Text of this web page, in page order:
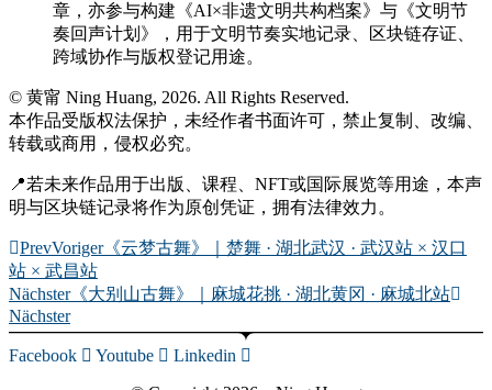
章，亦参与构建《AI×非遗文明共构档案》与《文明节
奏回声计划》，用于文明节奏实地记录、区块链存证、
跨域协作与版权登记用途。
© 黄甯 Ning Huang, 2026. All Rights Reserved.
本作品受版权法保护，未经作者书面许可，禁止复制、改编、
转载或商用，侵权必究。
📍若未来作品用于出版、课程、NFT或国际展览等用途，本声
明与区块链记录将作为原创凭证，拥有法律效力。
PrevVoriger《云梦古舞》｜楚舞 · 湖北武汉 · 武汉站 × 汉口
站 × 武昌站
Nächster《大别山古舞》｜麻城花挑 · 湖北黄冈 · 麻城北站
Nächster
Facebook Youtube
Linkedin